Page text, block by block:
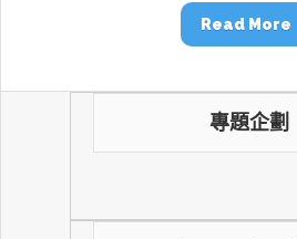
Read More
專題企劃